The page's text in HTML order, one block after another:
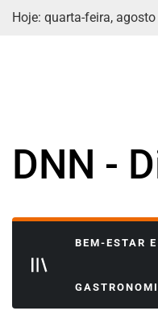
Skip
Hoje: quarta-feira,
DNN -
BEM-ESTAR